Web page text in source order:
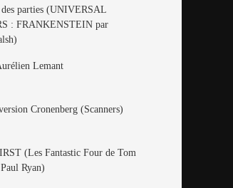
parties (UNIVERSAL
: FRANKENSTEIN par
Lemant
Cronenberg (Scanners)
(Les Fantastic Four de Tom
Ryan)